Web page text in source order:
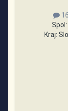
Spol:
Kraj: